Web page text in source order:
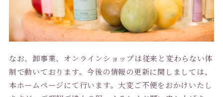
なお、卸事業、オンラインショップは従来と変わらない体
制で動いております。今後の情報の更新に関しましては、
本ホームページにて行います。大変ご不便をおかけいたし